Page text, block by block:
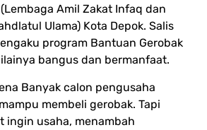
(Lembaga Amil Zakat Infaq dan
Ulama) Kota Depok. Salis
program Bantuan Gerobak
bangus dan bermanfaat.
Banyak calon pengusaha
membeli gerobak. Tapi
ingin usaha, menambah